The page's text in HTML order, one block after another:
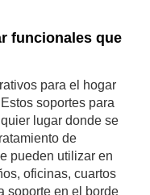
funcionales que
para el hogar
soportes para
lugar donde se
de
pueden utilizar en
oficinas, cuartos
soporte en el borde